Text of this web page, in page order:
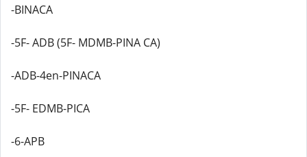
-BINACA
-5F- ADB (5F- MDMB-PINA CA)
-ADB-4en-PINACA
-5F- EDMB-PICA
-6-APB